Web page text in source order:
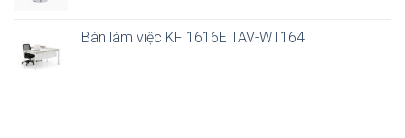
Bàn làm việc KF 1616E TAV-WT164